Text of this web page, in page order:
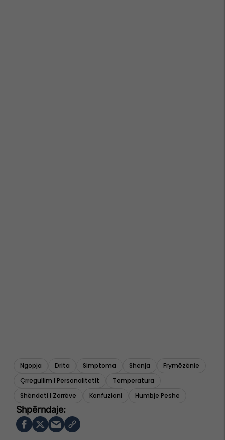
Ngopja Drita Simptoma Shenja
Frymëzënie
Çrregullim I Personalitetit
Temperatura
Shëndeti I Zorrëve
Konfuzioni Humbje Peshe